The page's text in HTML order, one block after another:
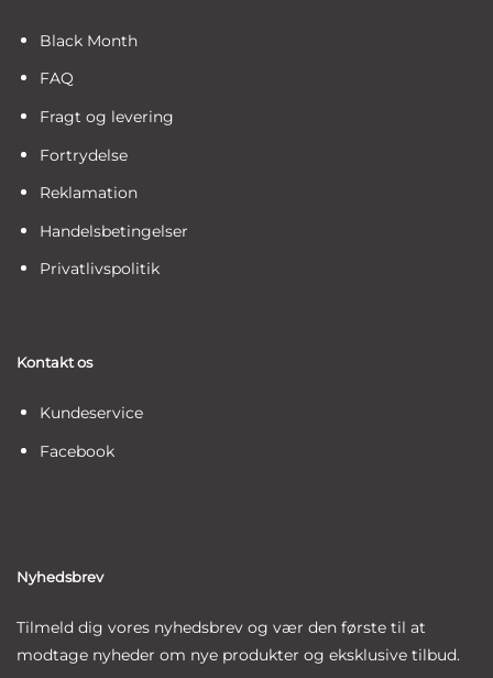
Black Month
FAQ
Fragt og levering
Fortrydelse
Reklamation
Handelsbetingelser
Privatlivspolitik
Kontakt os
Kundeservice
Facebook
Nyhedsbrev
Tilmeld dig vores nyhedsbrev og vær den første til at
modtage nyheder om nye produkter og eksklusive tilbud.